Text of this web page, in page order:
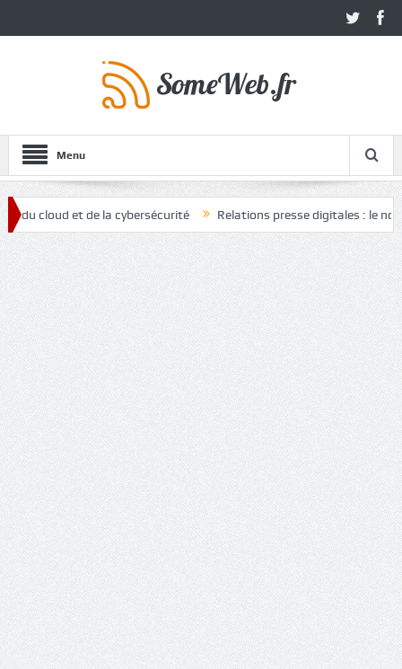
Menu
et de la cybersécurité Relations presse digitales : le nouvel